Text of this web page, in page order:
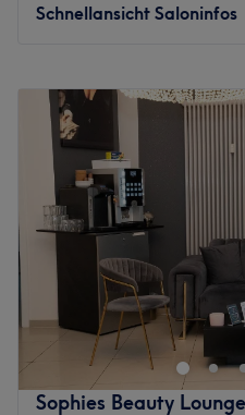
Schnellansicht Saloninfos
Dienstag
Mittwoch
Donnerstag
Freitag
Samstag
Sonntag
Hast du Lust auf bunte,
doch lieber einen
so bei NB Nails in Berlin,
Wünsche wahr. Egal ob eine
hochwertige
Sophies Beauty Lounge